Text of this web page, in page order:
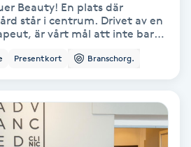
Beauty! En plats där
står i centrum. Drivet av en
är vårt mål att inte bara
som finns för yrket. Med varje
möts du av expertis, omtanke
för att skapa långvariga
som mår bra inifrån och ut. Låt
för din hud förtjänar det
Presentkort Branschorg.